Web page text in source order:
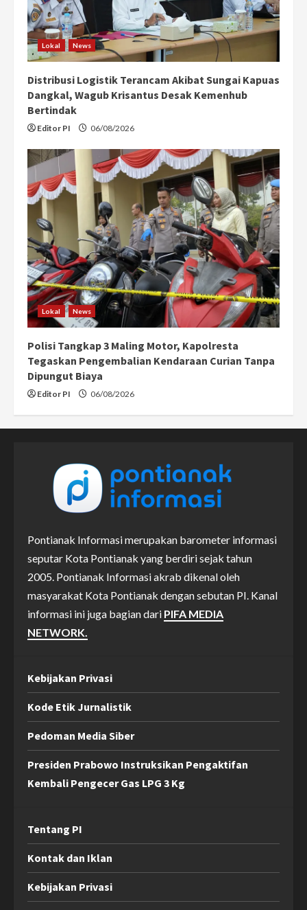
Lokal News
Distribusi Logistik Terancam Akibat Sungai Kapuas
Dangkal, Wagub Krisantus Desak Kemenhub
Bertindak
Editor PI 06/08/2026
Lokal News
Polisi Tangkap 3 Maling Motor, Kapolresta
Tegaskan Pengembalian Kendaraan Curian Tanpa
Dipungut Biaya
Editor PI 06/08/2026
Pontianak Informasi merupakan barometer informasi
seputar Kota Pontianak yang berdiri sejak tahun
2005. Pontianak Informasi akrab dikenal oleh
masyarakat Kota Pontianak dengan sebutan PI. Kanal
informasi ini juga bagian dari PIFA MEDIA
NETWORK.
Kebijakan Privasi
Kode Etik Jurnalistik
Pedoman Media Siber
Presiden Prabowo Instruksikan Pengaktifan
Kembali Pengecer Gas LPG 3 Kg
Tentang PI
Kontak dan Iklan
Kebijakan Privasi